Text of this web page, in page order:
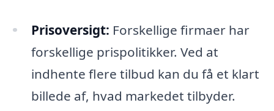
Prisoversigt: Forskellige firmaer har
forskellige prispolitikker. Ved at
indhente flere tilbud kan du få et klart
billede af, hvad markedet tilbyder.